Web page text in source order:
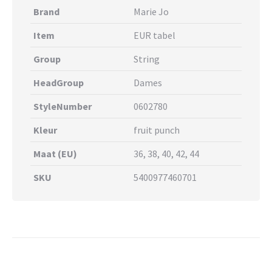
Brand
Marie Jo
Item
EUR tabel
Group
String
HeadGroup
Dames
StyleNumber
0602780
Kleur
fruit punch
Maat (EU)
36, 38, 40, 42, 44
SKU
5400977460701